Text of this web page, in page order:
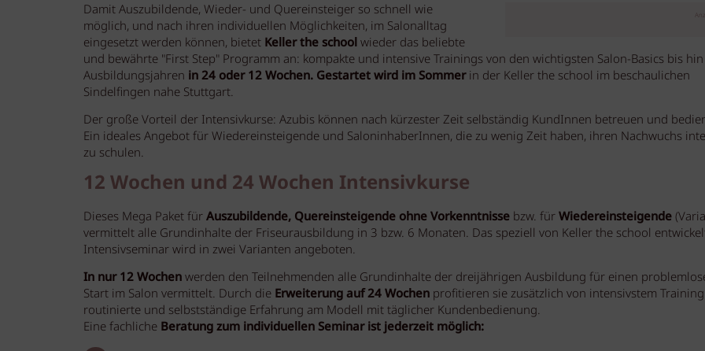
Damit Auszubildende, Wieder- und Quereinsteiger so schnell wie
möglich, und nach ihren individuellen Möglichkeiten, im Salonalltag
eingesetzt werden können, bietet Keller the schoolwieder das beliebte
und bewährte "First Step" Programm an: kompakte und intensive Trainings von den wichtigsten Salon-Basics bis
Ausbildungsjahren in 24 oder 12 Wochen. Gestartet wird im Sommerin der Keller the school im beschaulichen
Sindelfingen nahe Stuttgart.
Der große Vorteil der Intensivkurse: Azubis können nach kürzester Zeit selbständig KundInnen betreuen und
Ein ideales Angebot für Wiedereinsteigende und SaloninhaberInnen, die zu wenig Zeit haben, ihren Nachwuchs
zu schulen.
12 Wochen und 24 Wochen Intensivkurse
Dieses Mega Paket fürAuszubildende, Quereinsteigende ohne Vorkenntnissebzw. fürWiedereinsteigende
vermittelt alle Grundinhalte der Friseurausbildung in 3 bzw. 6 Monaten. Das speziell von Keller the school
Intensivseminar wird in zwei Varianten angeboten.
In nur 12 Wochenwerden den Teilnehmenden alle Grundinhalte der dreijährigen Ausbildung für einen
Start im Salon vermittelt. Durch die Erweiterung auf 24 Wochenprofitieren sie zusätzlich von intensivstem
routinierte und selbstständige Erfahrung am Modell mit täglicher Kundenbedienung.
Eine fachliche Beratung zum individuellen Seminar ist jederzeit möglich: